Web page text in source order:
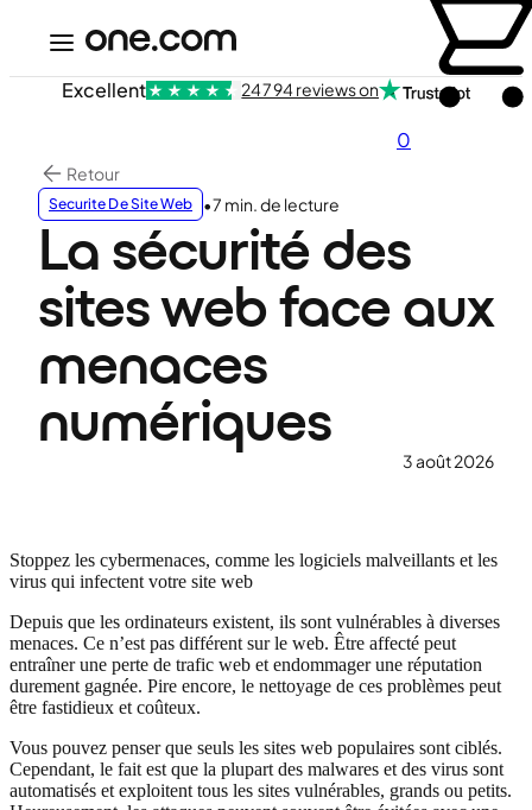
0
Excellent 24 794 reviews on
Retour
Securite De Site Web •7 min. de lecture
La sécurité des
sites web face aux
menaces
numériques
3 août 2026
Stoppez les cybermenaces, comme les logiciels malveillants et les
virus qui infectent votre site web
Depuis que les ordinateurs existent, ils sont vulnérables à diverses
menaces. Ce n’est pas différent sur le web. Être affecté peut
entraîner une perte de trafic web et endommager une réputation
durement gagnée. Pire encore, le nettoyage de ces problèmes peut
être fastidieux et coûteux.
Vous pouvez penser que seuls les sites web populaires sont ciblés.
Cependant, le fait est que la plupart des malwares et des virus sont
automatisés et exploitent tous les sites vulnérables, grands ou petits.